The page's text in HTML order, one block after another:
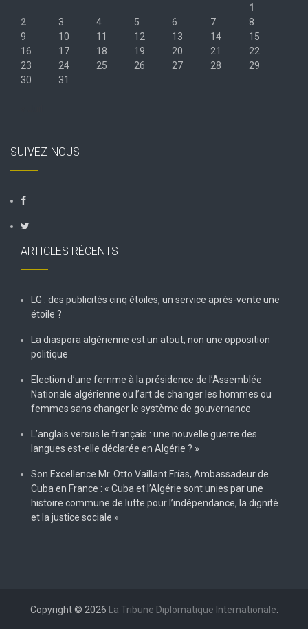
1
2
3 4 5 6 7
8
9
10 11 12 13 14
15
16
17 18 19 20 21
22
23
24 25 26 27 28
29
30
31
SUIVEZ-NOUS
ARTICLES RÉCENTS
LG : des publicités cinq étoiles, un service après-vente une
étoile ?
La diaspora algérienne est un atout, non une opposition
politique
Election d’une femme à la présidence de l’Assemblée
Nationale algérienne ou l’art de changer les hommes ou
femmes sans changer le système de gouvernance
L’anglais versus le français : une nouvelle guerre des
langues est-elle déclarée en Algérie ? »
Son Excellence Mr. Otto Vaillant Frías, Ambassadeur de
Cuba en France : « Cuba et l’Algérie sont unies par une
histoire commune de lutte pour l’indépendance, la dignité
et la justice sociale »
Copyright © 2026 La Tribune Diplomatique Internationale